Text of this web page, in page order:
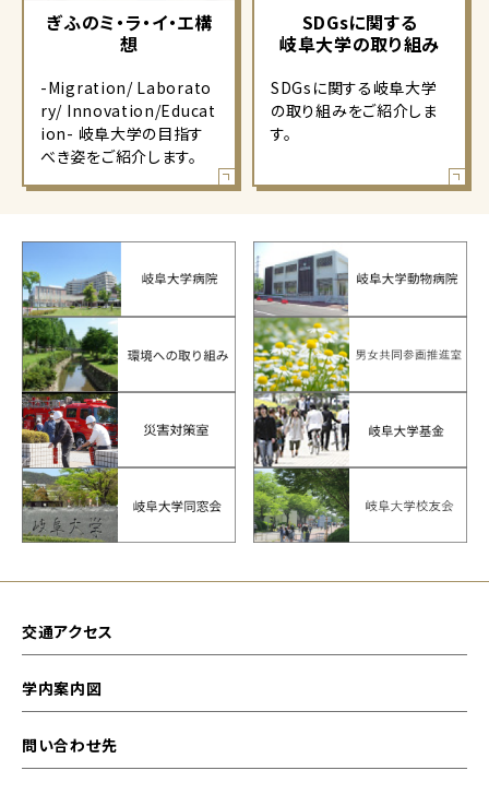
ぎふのミ・ラ・イ・エ構
想
-Migration/ Laborato
ry/ Innovation/Educat
ion- 岐阜大学の目指す
べき姿をご紹介します。
SDGsに関する
岐阜大学の取り組み
SDGsに関する岐阜大学
の取り組みをご紹介しま
す。
交通アクセス
学内案内図
問い合わせ先